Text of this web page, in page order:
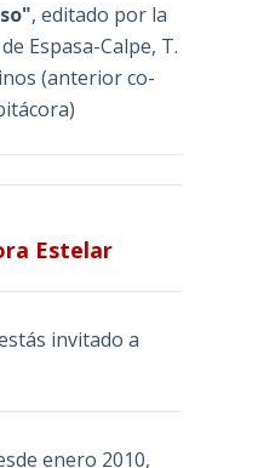
, editado por la
Espasa-Calpe, T.
(anterior co-
Estelar
invitado a
enero 2010,